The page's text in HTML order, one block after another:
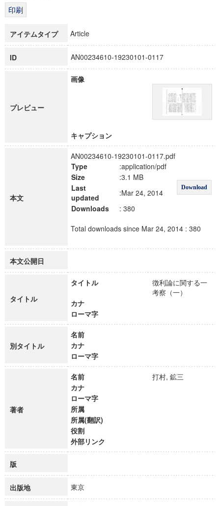
博士課程教育リーディングプログラム「超成熟社会発展のサ
アイテムタイプ Article
ID AN00234610-19230101-0117
プレビュー
画像
キャプション
本文
AN00234610-19230101-0117.pdf
Type
:application/pdf
Download
Size
:3.1 MB
Last
updated
:Mar 24, 2014
Downloads
: 380
Total downloads since Mar 24, 2014 : 380
本文公開日
タイトル
タイトル
徴利論に関する一
考察（一）
カナ
ローマ字
別タイトル
名前
カナ
ローマ字
著者
名前
打村, 鉱三
カナ
ローマ字
所属
所属(翻訳)
役割
外部リンク
版
出版地 東京